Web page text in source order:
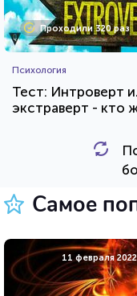
Проходили 320 раз
Психология
Тест: Интроверт
экстраверт - кто
11 мая 2020
Самое
11 февраля 2022